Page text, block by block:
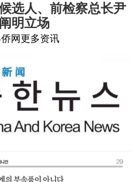
选人、前检察总长尹
明立场
网更多资讯